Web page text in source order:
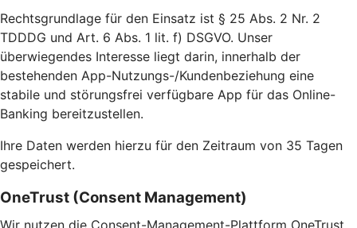
Rechtsgrundlage für den Einsatz ist § 25 Abs. 2 Nr. 2
TDDDG und Art. 6 Abs. 1 lit. f) DSGVO. Unser
überwiegendes Interesse liegt darin, innerhalb der
bestehenden App-Nutzungs-/Kundenbeziehung eine
stabile und störungsfrei verfügbare App für das Online-
Banking bereitzustellen.
Ihre Daten werden hierzu für den Zeitraum von 35 Tagen
gespeichert.
OneTrust (Consent Management)
Wir nutzen die Consent-Management-Plattform OneTrust,